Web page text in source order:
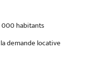
000 habitants
demande locative